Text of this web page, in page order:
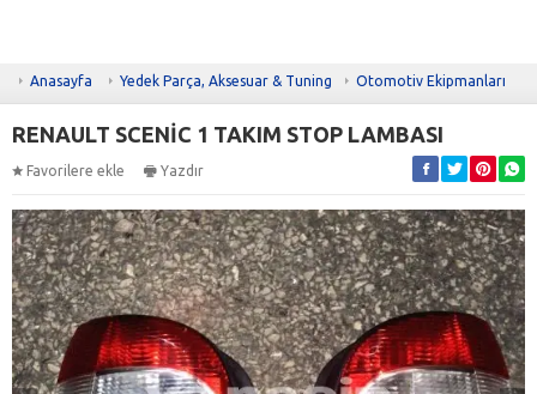
Anasayfa Yedek Parça, Aksesuar & Tuning Otomotiv Ekipmanları
RENAULT SCENİC 1 TAKIM STOP LAMBASI
Favorilere ekle Yazdır